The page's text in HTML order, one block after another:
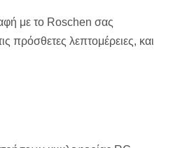
94.6mm 107.2mm
με το Roschen σας
πρόσθετες λεπτομέρειες, και